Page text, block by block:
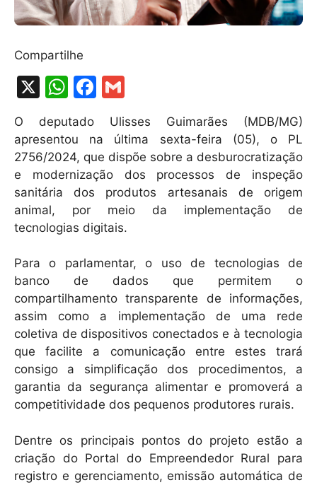
Compartilhe
X
W
at
s
A
p
p
F
c
e
b
o
o
ai
l
O deputado Ulisses Guimarães (MDB/MG)
apresentou na última sexta-feira (05), o PL
2756/2024, que dispõe sobre a desburocratização
e modernização dos processos de inspeção
sanitária dos produtos artesanais de origem
animal, por meio da implementação de
tecnologias digitais.
Para o parlamentar, o uso de tecnologias de
banco de dados que permitem o
compartilhamento transparente de informações,
assim como a implementação de uma rede
coletiva de dispositivos conectados e à tecnologia
que facilite a comunicação entre estes trará
consigo a simplificação dos procedimentos, a
garantia da segurança alimentar e promoverá a
competitividade dos pequenos produtores rurais.
Dentre os principais pontos do projeto estão a
criação do Portal do Empreendedor Rural para
registro e gerenciamento, emissão automática de